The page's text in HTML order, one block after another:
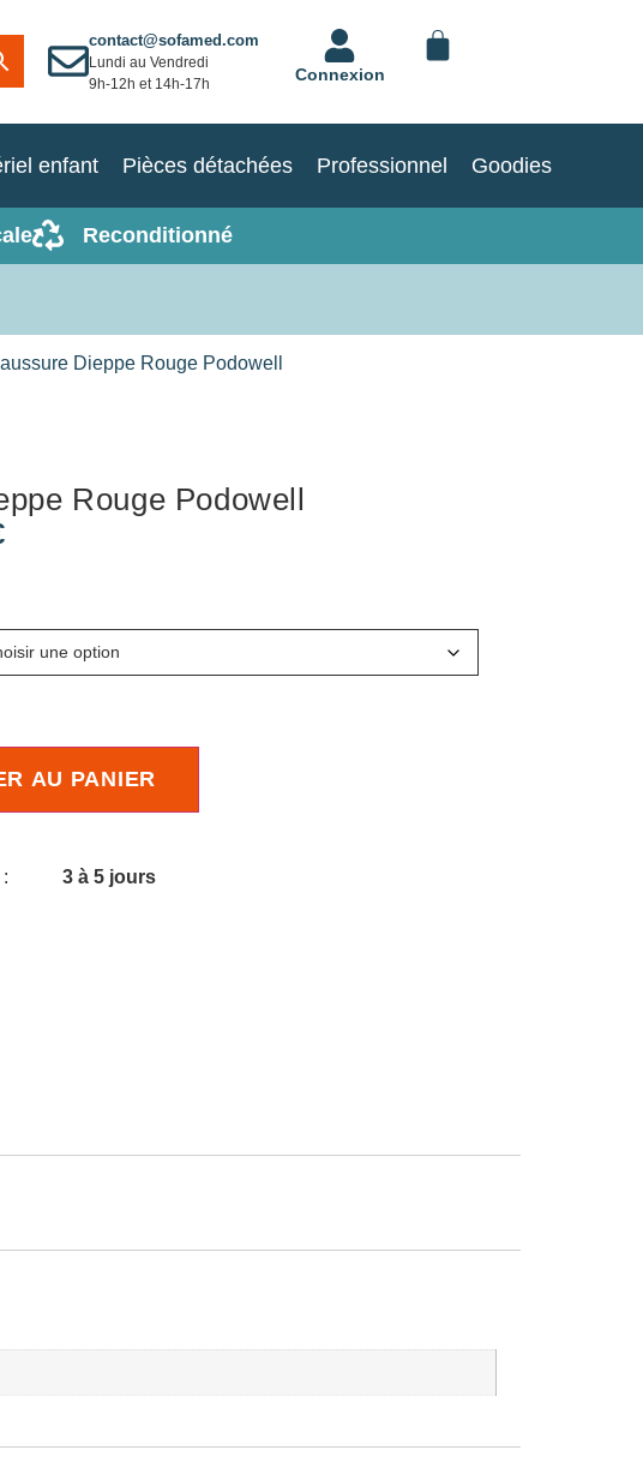
contact@sofamed.com
Lundi au Vendredi
9h-12h et 14h-17h
Connexion
enfant Pièces détachées Professionnel Goodies
Reconditionné
Dieppe Rouge Podowell
Rouge Podowell
AU PANIER
3 à 5 jours